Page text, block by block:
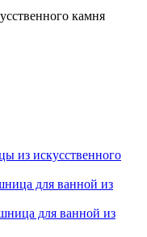
камня
из искусственного
для ванной из
для ванной из